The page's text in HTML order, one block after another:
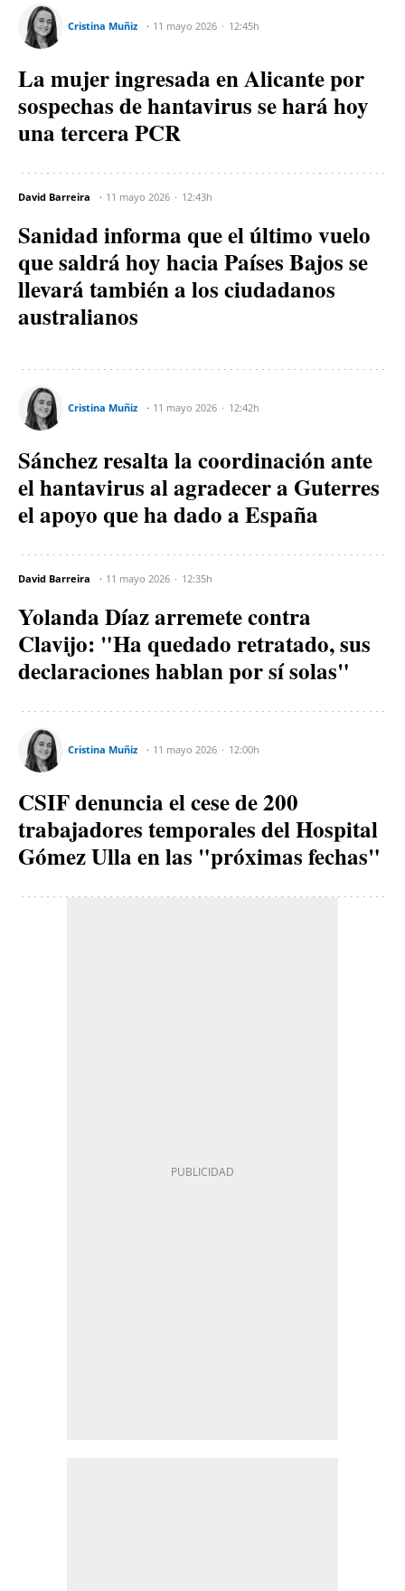
Cristina Muñiz 11 mayo 2026 12:45h
La mujer ingresada en Alicante por
sospechas de hantavirus se hará hoy
una tercera PCR
David Barreira 11 mayo 2026 12:43h
Sanidad informa que el último vuelo
que saldrá hoy hacia Países Bajos se
llevará también a los ciudadanos
australianos
Cristina Muñiz 11 mayo 2026 12:42h
Sánchez resalta la coordinación ante
el hantavirus al agradecer a Guterres
el apoyo que ha dado a España
David Barreira 11 mayo 2026 12:35h
Yolanda Díaz arremete contra
Clavijo: "Ha quedado retratado, sus
declaraciones hablan por sí solas"
Cristina Muñiz 11 mayo 2026 12:00h
CSIF denuncia el cese de 200
trabajadores temporales del Hospital
Gómez Ulla en las "próximas fechas"